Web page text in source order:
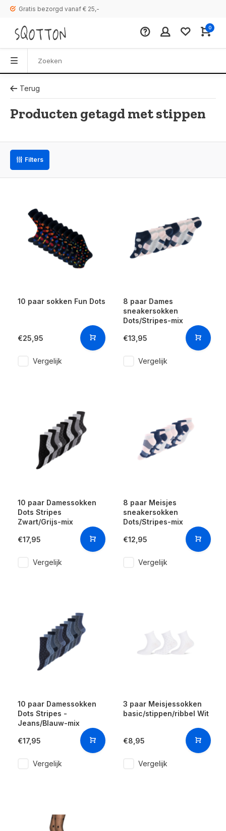
Gratis bezorgd vanaf € 25,-
0
Terug
Producten getagd met stippen
Filters
10 paar sokken Fun Dots
€25,95
Vergelijk
8 paar Dames
sneakersokken
Dots/Stripes-mix
€13,95
Vergelijk
10 paar Damessokken
Dots Stripes
Zwart/Grijs-mix
€17,95
Vergelijk
8 paar Meisjes
sneakersokken
Dots/Stripes-mix
€12,95
Vergelijk
10 paar Damessokken
Dots Stripes -
Jeans/Blauw-mix
€17,95
Vergelijk
3 paar Meisjessokken
basic/stippen/ribbel Wit
€8,95
Vergelijk